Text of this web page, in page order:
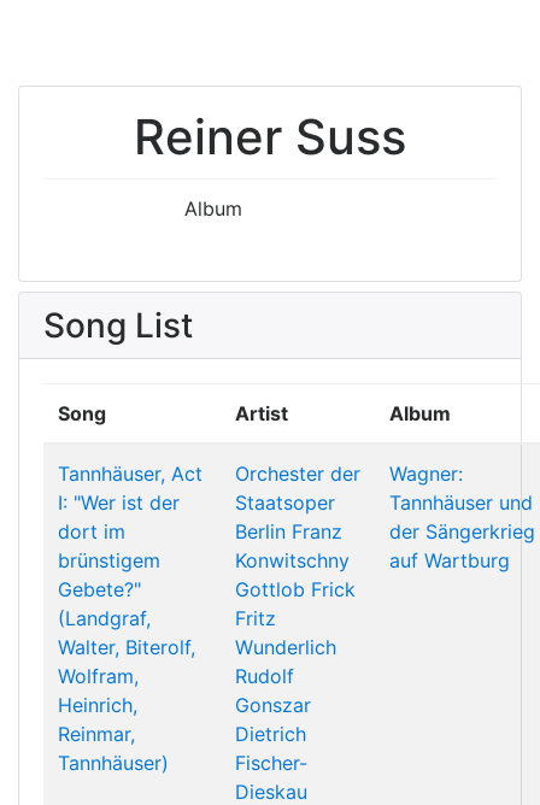
Reiner Suss
Album
Song List
Song Artist Album
Tannhäuser, Act
I: "Wer ist der
dort im
brünstigem
Gebete?"
(Landgraf,
Walter, Biterolf,
Wolfram,
Heinrich,
Reinmar,
Tannhäuser)
Orchester der
Staatsoper
Berlin Franz
Konwitschny
Gottlob Frick
Fritz
Wunderlich
Rudolf
Gonszar
Dietrich
Fischer-
Dieskau
Wagner:
Tannhäuser und
der Sängerkrieg
auf Wartburg